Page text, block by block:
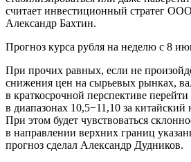
считает инвестиционный стратег
Александр Бахтин.
Прогноз курса рубля на неделю с 8
При прочих равных, если не
снижения цен на сырьевых рынках,
в краткосрочной перспективе
в диапазонах 10,5−11,10 за
При этом будет чувствоваться
в направлении верхних границ
прогноз сделал Александр Дудников.